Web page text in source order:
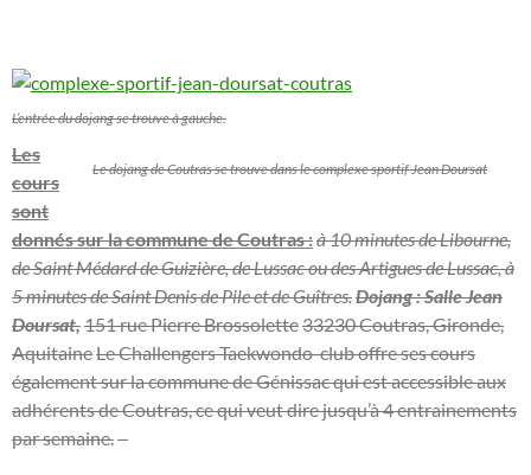
L’entrée du dojang se trouve à gauche.
Le dojang de Coutras se trouve dans le complexe sportif Jean Doursat
Les
cours
sont
donnés sur la commune de Coutras :à 10 minutes de Libourne,
de Saint Médard de Guizière, de Lussac ou des Artigues de Lussac, à
5 minutes de Saint Denis de Pile et de Guîtres.Dojang : Salle Jean
Doursat,151 rue Pierre Brossolette33230 Coutras, Gironde,
AquitaineLe Challengers Taekwondo-club offre ses cours
également sur la commune de Génissac qui est accessible aux
adhérents de Coutras, ce qui veut dire jusqu’à 4 entrainements
par semaine.–